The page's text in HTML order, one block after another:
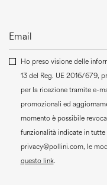
Ho preso visione delle
13 del Reg. UE 2016/679,
per la ricezione tramite e-
promozionali ed
momento è possibile
funzionalità indicate in tutte
privacy@pollini.com, le
questo link.